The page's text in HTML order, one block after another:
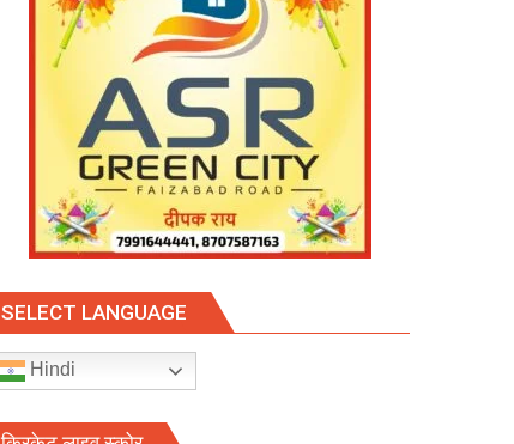
SELECT LANGUAGE
Hindi